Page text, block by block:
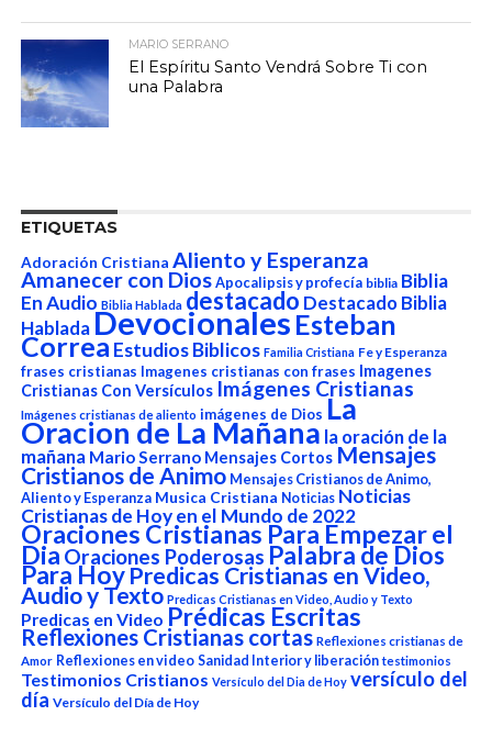
MARIO SERRANO
El Espíritu Santo Vendrá Sobre Ti con
una Palabra
ETIQUETAS
Adoración Cristiana Aliento y Esperanza
Amanecer con Dios Apocalipsis y profecía biblia Biblia
En Audio Biblia Hablada destacado Destacado Biblia
HabladaDevocionalesEsteban
Correa Estudios Biblicos Familia Cristiana Fe y Esperanza
frases cristianas Imagenes cristianas con frases Imagenes
Cristianas Con Versículos Imágenes Cristianas
Imágenes cristianas de aliento imágenes de Dios La
Oracion de La Mañana la oración de la
mañana Mario Serrano Mensajes Cortos Mensajes
Cristianos de Animo Mensajes Cristianos de Animo,
Aliento y Esperanza Musica Cristiana Noticias Noticias
Cristianas de Hoy en el Mundo de 2022
Oraciones Cristianas Para Empezar el
DiaOraciones Poderosas Palabra de Dios
Para Hoy Predicas Cristianas en Video,
Audio y Texto Predicas Cristianas en Video, Audio y Texto
Predicas en Video Prédicas Escritas
Reflexiones Cristianas cortas Reflexiones cristianas de
Amor Reflexiones en video Sanidad Interior y liberación testimonios
Testimonios Cristianos Versículo del Dia de Hoy versículo del
día Versículo del Día de Hoy